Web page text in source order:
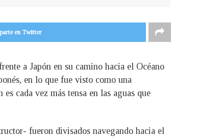
en Twitter
a Japón en su camino hacia el Océano
en lo que fue visto como una
cada vez más tensa en las aguas que
fueron divisados navegando hacia el